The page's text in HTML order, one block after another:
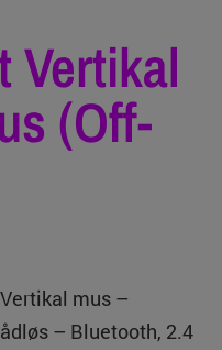
Vertikal
(off-
mus –
– Bluetooth, 2.4